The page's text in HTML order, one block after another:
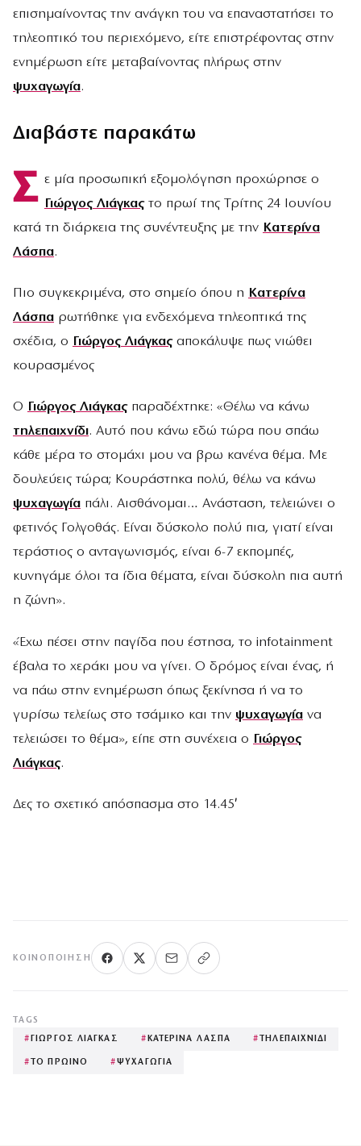
επισημαίνοντας την ανάγκη του να επαναστατήσει το
τηλεοπτικό του περιεχόμενο, είτε επιστρέφοντας στην
ενημέρωση είτε μεταβαίνοντας πλήρως στην
ψυχαγωγία.
Διαβάστε παρακάτω
Σ ε μία προσωπική εξομολόγηση προχώρησε ο
Γιώργος Λιάγκαςτο πρωί της Τρίτης 24 Ιουνίου
κατά τη διάρκεια της συνέντευξης με την Κατερίνα
Λάσπα.
Πιο συγκεκριμένα, στο σημείο όπου η Κατερίνα
Λάσπα ρωτήθηκε για ενδεχόμενα τηλεοπτικά της
σχέδια, ο Γιώργος Λιάγκαςαποκάλυψε πως νιώθει
κουρασμένος
Ο Γιώργος Λιάγκαςπαραδέχτηκε: «Θέλω να κάνω
τηλεπαιχνίδι. Αυτό που κάνω εδώ τώρα που σπάω
κάθε μέρα το στομάχι μου να βρω κανένα θέμα. Με
δουλεύεις τώρα; Κουράστηκα πολύ, θέλω να κάνω
ψυχαγωγία πάλι. Αισθάνομαι… Ανάσταση, τελειώνει ο
φετινός Γολγοθάς. Είναι δύσκολο πολύ πια, γιατί είναι
τεράστιος ο ανταγωνισμός, είναι 6-7 εκπομπές,
κυνηγάμε όλοι τα ίδια θέματα, είναι δύσκολη πια αυτή
η ζώνη».
«Έχω πέσει στην παγίδα που έστησα, το infotainment
έβαλα το χεράκι μου να γίνει. Ο δρόμος είναι ένας, ή
να πάω στην ενημέρωση όπως ξεκίνησα ή να το
γυρίσω τελείως στο τσάμικο και την ψυχαγωγία να
τελειώσει το θέμα», είπε στη συνέχεια ο Γιώργος
Λιάγκας.
Δες το σχετικό απόσπασμα στο 14.45′
ΚΟΙΝΟΠΟΊΗΣΗ
TAGS
#ΓΙΩΡΓΟΣ ΛΙΑΓΚΑΣ #ΚΑΤΕΡΙΝΑ ΛΑΣΠΑ # ΤΗΛΕΠΑΙΧΝΙΔΙ
# ΤΟ ΠΡΩΙΝΟ #ΨΥΧΑΓΩΓΙΑ